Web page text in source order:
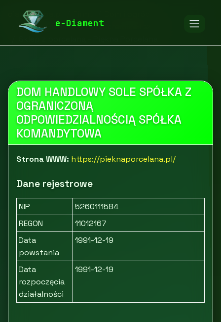
e-Diament
diamentspa.pl
Wyposażenie domu
Ceramika i szkło
DOM HANDLOWY SOLE SPÓŁKA Z
OGRANICZONĄ
ODPOWIEDZIALNOŚCIĄ SPÓŁKA
KOMANDYTOWA
Strona WWW: https://pieknaporcelana.pl/
Dane rejestrowe
NIP
5260111584
REGON
11012167
Data
powstania
1991-12-19
Data
rozpoczęcia
działalności
1991-12-19